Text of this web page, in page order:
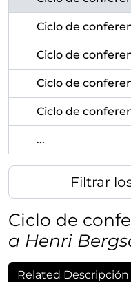
Ciclo de
Ciclo de
Ciclo de
Ciclo de
...
Filtrar
Ciclo de
a Henri
Related Descripción